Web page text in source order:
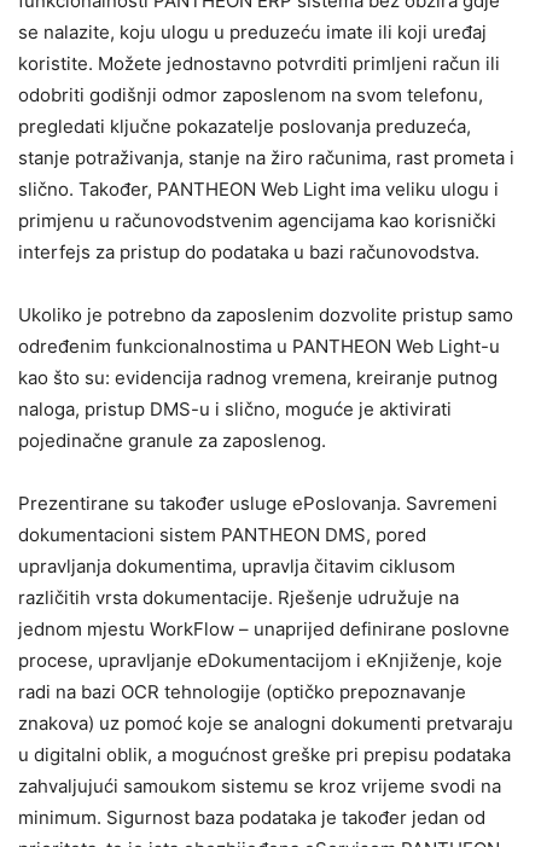
se nalazite, koju ulogu u preduzeću imate ili koji uređaj
koristite. Možete jednostavno potvrditi primljeni račun ili
odobriti godišnji odmor zaposlenom na svom telefonu,
pregledati ključne pokazatelje poslovanja preduzeća,
stanje potraživanja, stanje na žiro računima, rast prometa i
slično. Također, PANTHEON Web Light ima veliku ulogu i
primjenu u računovodstvenim agencijama kao korisnički
interfejs za pristup do podataka u bazi računovodstva.
Ukoliko je potrebno da zaposlenim dozvolite pristup samo
određenim funkcionalnostima u PANTHEON Web Light-u
kao što su: evidencija radnog vremena, kreiranje putnog
naloga, pristup DMS-u i slično, moguće je aktivirati
pojedinačne granule za zaposlenog.
Prezentirane su također usluge ePoslovanja. Savremeni
dokumentacioni sistem PANTHEON DMS, pored
upravljanja dokumentima, upravlja čitavim ciklusom
različitih vrsta dokumentacije. Rješenje udružuje na
jednom mjestu WorkFlow – unaprijed definirane poslovne
procese, upravljanje eDokumentacijom i eKnjiženje, koje
radi na bazi OCR tehnologije (optičko prepoznavanje
znakova) uz pomoć koje se analogni dokumenti pretvaraju
u digitalni oblik, a mogućnost greške pri prepisu podataka
zahvaljujući samoukom sistemu se kroz vrijeme svodi na
minimum. Sigurnost baza podataka je također jedan od